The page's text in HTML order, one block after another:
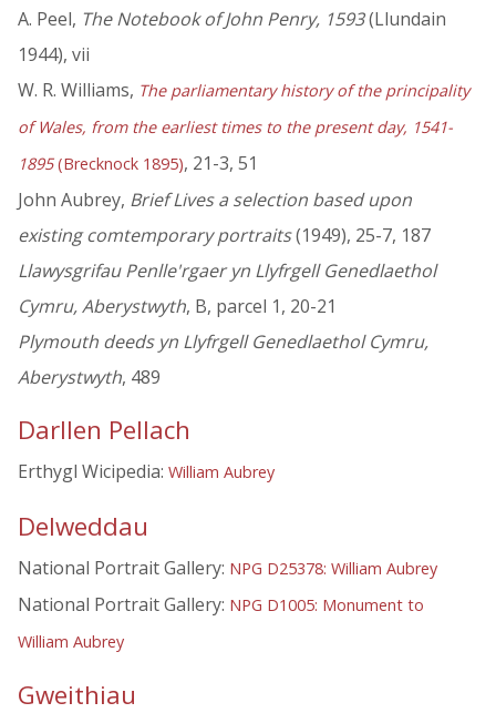
A. Peel, The Notebook of John Penry, 1593(Llundain
1944), vii
W. R. Williams, The parliamentary history of the principality
of Wales, from the earliest times to the present day, 1541-
1895(Brecknock 1895), 21-3, 51
John Aubrey, Brief Lives a selection based upon
existing comtemporary portraits(1949), 25-7, 187
Llawysgrifau Penlle'rgaer yn Llyfrgell Genedlaethol
Cymru, Aberystwyth, B, parcel 1, 20-21
Plymouth deeds yn Llyfrgell Genedlaethol Cymru,
Aberystwyth, 489
Darllen Pellach
Erthygl Wicipedia: William Aubrey
Delweddau
National Portrait Gallery: NPG D25378: William Aubrey
National Portrait Gallery: NPG D1005: Monument to
William Aubrey
Gweithiau